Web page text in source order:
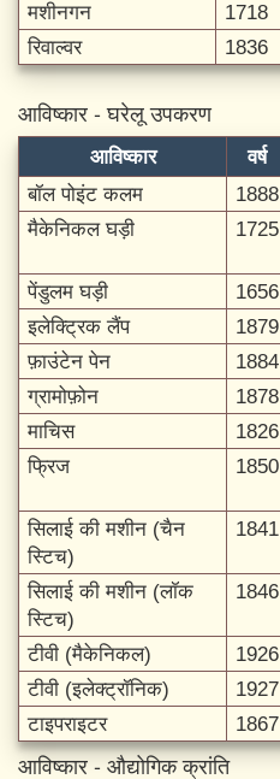
मशीनगन
1718
रिवाल्वर
1836
आविष्कार - घरेलू उपकरण
आविष्कार वर्ष
बॉल पोइंट कलम
1888
मैकेनिकल घड़ी
1725
पेंडुलम घड़ी
1656
इलेक्ट्रिक लैंप
1879
फ़ाउंटेन पेन
1884
ग्रामोफ़ोन
1878
माचिस
1826
फ्रिज
1850
सिलाई की मशीन (चैन
स्टिच)
1841
सिलाई की मशीन (लॉक
स्टिच)
1846
टीवी (मैकेनिकल) 1926
टीवी (इलेक्ट्रॉनिक)
1927
टाइपराइटर
1867
आविष्कार - औद्योगिक क्रांति